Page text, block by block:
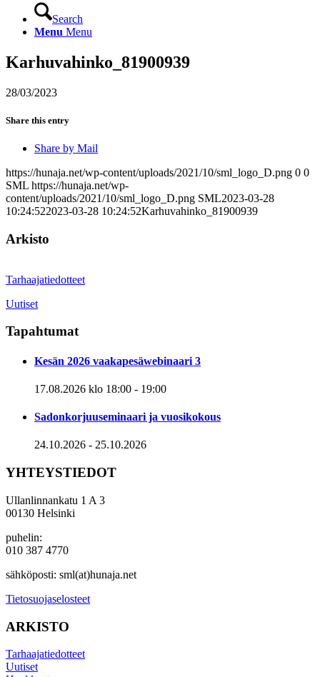
Search
Menu Menu
Karhuvahinko_81900939
28/03/2023
Share this entry
Share by Mail
https://hunaja.net/wp-content/uploads/2021/10/sml_logo_D.png 0 0
SML https://hunaja.net/wp-
content/uploads/2021/10/sml_logo_D.png SML2023-03-28
10:24:522023-03-28 10:24:52Karhuvahinko_81900939
Arkisto
Tarhaajatiedotteet
Uutiset
Tapahtumat
Kesän 2026 vaakapesäwebinaari 3
17.08.2026 klo 18:00 - 19:00
Sadonkorjuuseminaari ja vuosikokous
24.10.2026 - 25.10.2026
YHTEYSTIEDOT
Ullanlinnankatu 1 A 3
00130 Helsinki
puhelin:
010 387 4770
sähköposti: sml(at)hunaja.net
Tietosuojaselosteet
ARKISTO
Tarhaajatiedotteet
Uutiset